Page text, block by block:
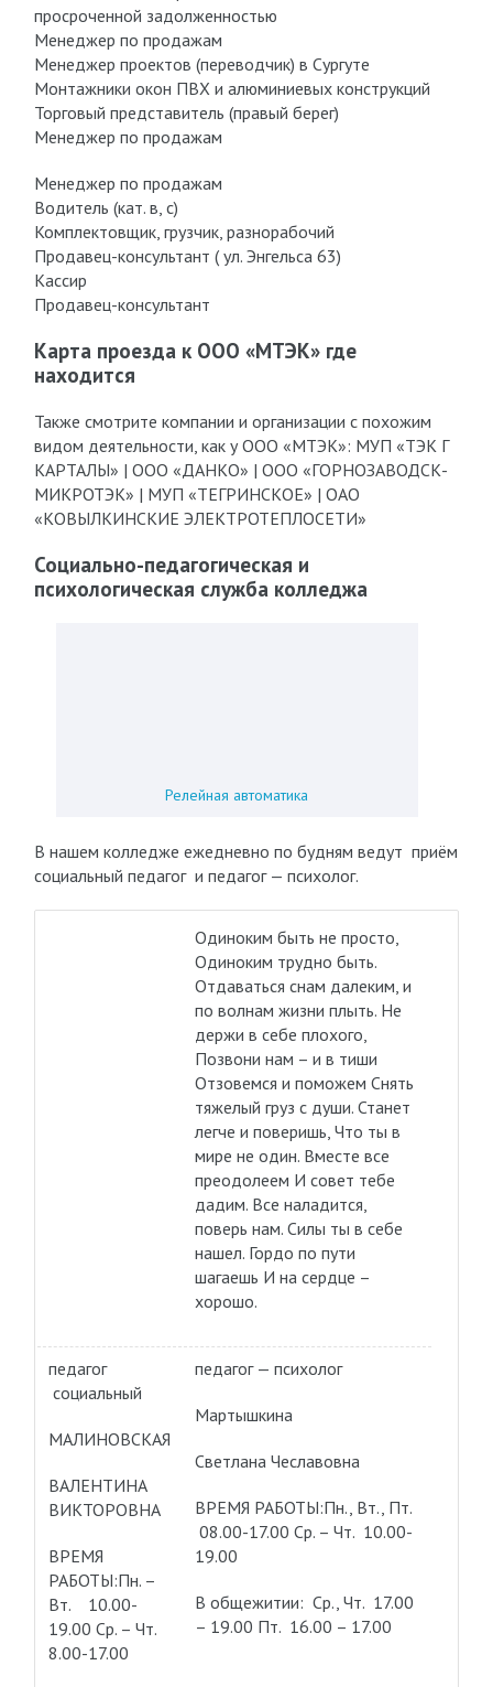
просроченной задолженностью
Менеджер по продажам
Менеджер проектов (переводчик) в Сургуте
Монтажники окон ПВХ и алюминиевых конструкций
Торговый представитель (правый берег)
Менеджер по продажам
Менеджер по продажам
Водитель (кат. в, с)
Комплектовщик, грузчик, разнорабочий
Продавец-консультант ( ул. Энгельса 63)
Кассир
Продавец-консультант
Карта проезда к ООО «МТЭК» где
находится
Также смотрите компании и организации с похожим
видом деятельности, как у ООО «МТЭК»: МУП «ТЭК Г
КАРТАЛЫ» | ООО «ДАНКО» | ООО «ГОРНОЗАВОДСК-
МИКРОТЭК» | МУП «ТЕГРИНСКОЕ» | ОАО
«КОВЫЛКИНСКИЕ ЭЛЕКТРОТЕПЛОСЕТИ»
Социально-педагогическая и
психологическая служба колледжа
Релейная автоматика
В нашем колледже ежедневно по будням ведут приём
социальный педагог и педагог — психолог.
Одиноким быть не просто,
Одиноким трудно быть.
Отдаваться снам далеким, и
по волнам жизни плыть. Не
держи в себе плохого,
Позвони нам – и в тиши
Отзовемся и поможем Снять
тяжелый груз с души. Станет
легче и поверишь, Что ты в
мире не один. Вместе все
преодолеем И совет тебе
дадим. Все наладится,
поверь нам. Силы ты в себе
нашел. Гордо по пути
шагаешь И на сердце –
хорошо.
педагог
социальный
МАЛИНОВСКАЯ
ВАЛЕНТИНА
ВИКТОРОВНА
ВРЕМЯ
РАБОТЫ:Пн. –
Вт. 10.00-
19.00 Ср. – Чт.
8.00-17.00
педагог — психолог
Мартышкина
Светлана Чеславовна
ВРЕМЯ РАБОТЫ:Пн., Вт., Пт.
08.00-17.00 Ср. – Чт. 10.00-
19.00
В общежитии: Ср., Чт. 17.00
– 19.00 Пт. 16.00 – 17.00